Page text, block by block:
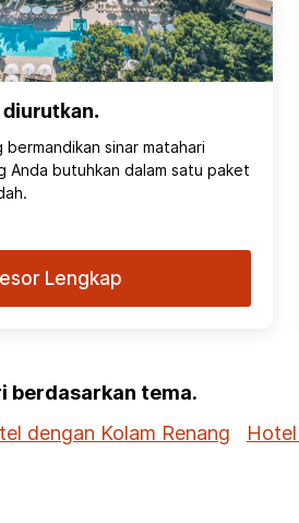
diurutkan.
bermandikan sinar matahari
Anda butuhkan dalam satu paket
Lengkap
berdasarkan tema.
dengan Kolam Renang